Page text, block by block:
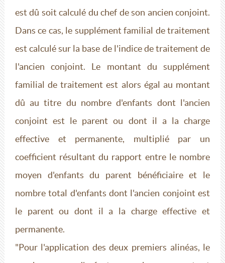
est dû soit calculé du chef de son ancien conjoint.
Dans ce cas, le supplément familial de traitement
est calculé sur la base de l'indice de traitement de
l'ancien conjoint. Le montant du supplément
familial de traitement est alors égal au montant
dû au titre du nombre d'enfants dont l'ancien
conjoint est le parent ou dont il a la charge
effective et permanente, multiplié par un
coefficient résultant du rapport entre le nombre
moyen d'enfants du parent bénéficiaire et le
nombre total d'enfants dont l'ancien conjoint est
le parent ou dont il a la charge effective et
permanente.
"Pour l'application des deux premiers alinéas, le